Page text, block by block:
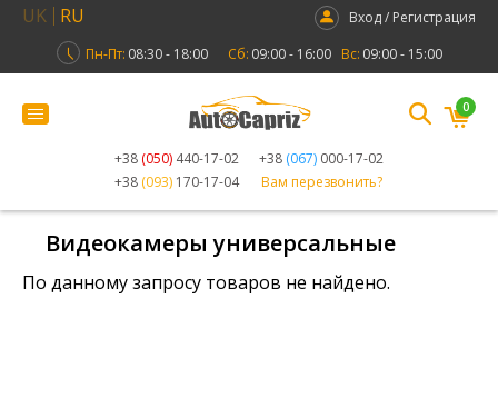
UK RU
Вход / Регистрация
Пн-Пт: 08:30 - 18:00 Сб: 09:00 - 16:00 Вс: 09:00 - 15:00
+38 (050) 440-17-02 +38 (067) 000-17-02
+38 (093) 170-17-04 Вам перезвонить?
0
Видеокамеры универсальные
По данному запросу товаров не найдено.